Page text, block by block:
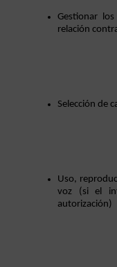
Gestionar
relación
Selección de
Uso,
voz (si el
autorización)